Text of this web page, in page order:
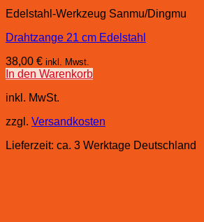
Edelstahl-Werkzeug Sanmu/Dingmu
Drahtzange 21 cm Edelstahl
38,00 € inkl. Mwst.
In den Warenkorb
inkl. MwSt.
zzgl. Versandkosten
Lieferzeit: ca. 3 Werktage Deutschland